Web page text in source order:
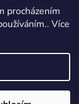
procházením
Více
vyhrazena.